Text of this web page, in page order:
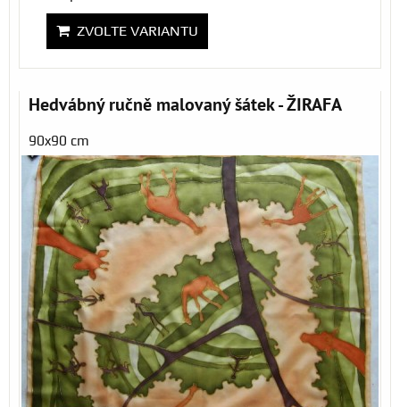
ZVOLTE VARIANTU
Hedvábný ručně malovaný šátek - ŽIRAFA
90x90 cm